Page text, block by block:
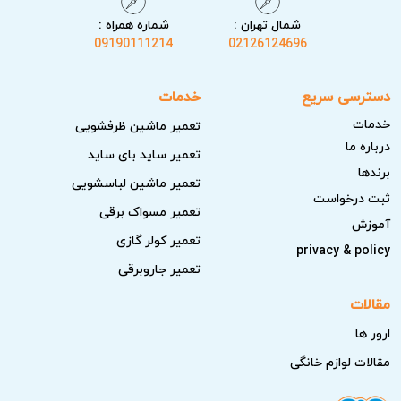
گرفتگی دریچه‌های هوا
خرابی فن اواپراتور
ایراد سیستم دیفراست
کاهش گاز یخچال
ایراد برد الکترونیکی
ضعف یا خرابی کمپرسور
ابتدا موارد ساده‌تر بررسی
می‌شوند. سپس براساس نتایج اولیه، قطعات الکترونیکی و
مکانیکی آزمایش خواهند شد. این روند احتمال تعویض اشتباه
قطعات را کاهش می‌دهد.
شمال تهران :
02126124696
شماره همراه :
09190111214
دسترسی سریع
خدمات
درباره ما
برندها
ثبت درخواست
آموزش
privacy & policy
خدمات
تعمیر ماشین ظرفشویی
تعمیر ساید بای ساید
تعمیر ماشین لباسشویی
تعمیر مسواک برقی
تعمیر کولر گازی
تعمیر جاروبرقی
مقالات
ارور ها
مقالات لوازم خانگی